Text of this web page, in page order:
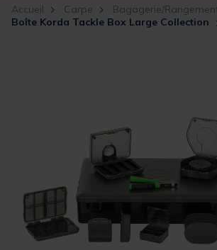
Accueil Carpe Bagagerie/
Boîte Korda Tackle Box Large Collection